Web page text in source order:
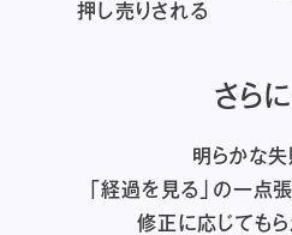
押し売りされる
さらに・
明らかな失
「経過を見る」の一点
修正に応じても